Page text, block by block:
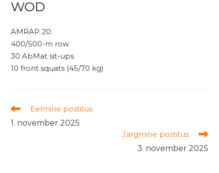
WOD
AMRAP 20:
400/500-m row
30 AbMat sit-ups
10 front squats (45/70 kg)
Read
articles
Eelmine postitus
1. november 2025
Järgmine postitus
3. november 2025